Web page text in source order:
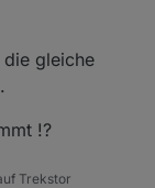
!
geöffnet !!
gleiche
.
!?
Trekstor